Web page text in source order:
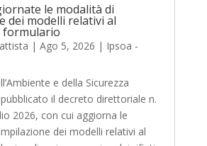
le modalità di
dei modelli relativi al
formulario
| Ago 5, 2026 | Ipsoa -
e della Sicurezza
il decreto direttoriale n.
2026, con cui aggiorna le
dei modelli relativi al